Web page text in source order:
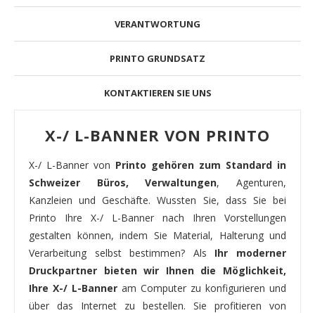
VERANTWORTUNG
PRINTO GRUNDSATZ
KONTAKTIEREN SIE UNS
X-/ L-BANNER VON PRINTO
X-/ L-Banner von Printo gehören zum Standard in
Schweizer Büros, Verwaltungen, Agenturen,
Kanzleien und Geschäfte. Wussten Sie, dass Sie bei
Printo Ihre X-/ L-Banner nach Ihren Vorstellungen
gestalten können, indem Sie Material, Halterung und
Verarbeitung selbst bestimmen? Als Ihr moderner
Druckpartner bieten wir Ihnen die Möglichkeit,
Ihre X-/ L-Banner am Computer zu konfigurieren und
über das Internet zu bestellen. Sie profitieren von